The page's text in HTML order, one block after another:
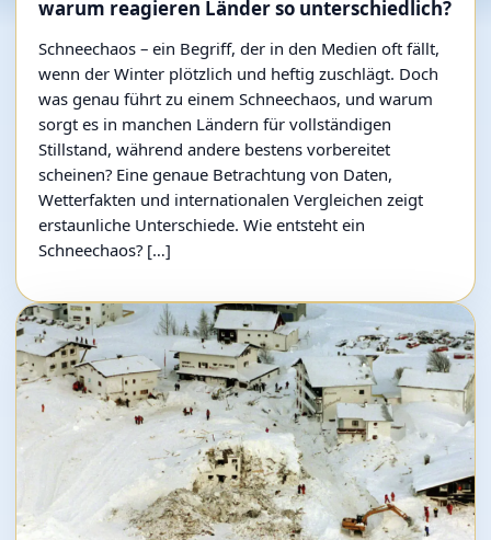
warum reagieren Länder so unterschiedlich?
Schneechaos – ein Begriff, der in den Medien oft fällt,
wenn der Winter plötzlich und heftig zuschlägt. Doch
was genau führt zu einem Schneechaos, und warum
sorgt es in manchen Ländern für vollständigen
Stillstand, während andere bestens vorbereitet
scheinen? Eine genaue Betrachtung von Daten,
Wetterfakten und internationalen Vergleichen zeigt
erstaunliche Unterschiede. Wie entsteht ein
Schneechaos? […]